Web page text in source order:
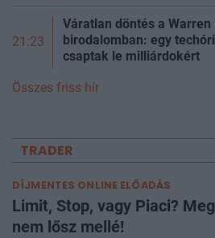
21:23
Váratlan döntés a
birodalomban: egy
csaptak le milliárdokért
Összes friss hír
TRADER
DÍJMENTES ONLINE ELŐADÁS
Limit, Stop, vagy Piaci?
nem lősz mellé!